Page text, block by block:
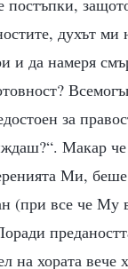
постъпки,
духът
и да намеря
за
Макар
Ми,
(при все че Му
на хората